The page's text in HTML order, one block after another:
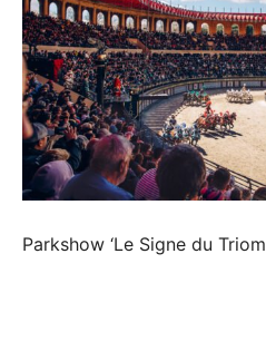
Parkshow ‘Le Signe du